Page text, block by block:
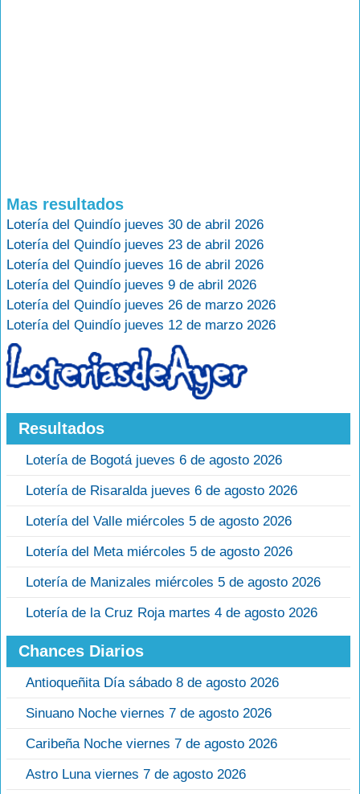
Mas resultados
Lotería del Quindío jueves 30 de abril 2026
Lotería del Quindío jueves 23 de abril 2026
Lotería del Quindío jueves 16 de abril 2026
Lotería del Quindío jueves 9 de abril 2026
Lotería del Quindío jueves 26 de marzo 2026
Lotería del Quindío jueves 12 de marzo 2026
Resultados
Lotería de Bogotá jueves 6 de agosto 2026
Lotería de Risaralda jueves 6 de agosto 2026
Lotería del Valle miércoles 5 de agosto 2026
Lotería del Meta miércoles 5 de agosto 2026
Lotería de Manizales miércoles 5 de agosto 2026
Lotería de la Cruz Roja martes 4 de agosto 2026
Chances Diarios
Antioqueñita Día sábado 8 de agosto 2026
Sinuano Noche viernes 7 de agosto 2026
Caribeña Noche viernes 7 de agosto 2026
Astro Luna viernes 7 de agosto 2026